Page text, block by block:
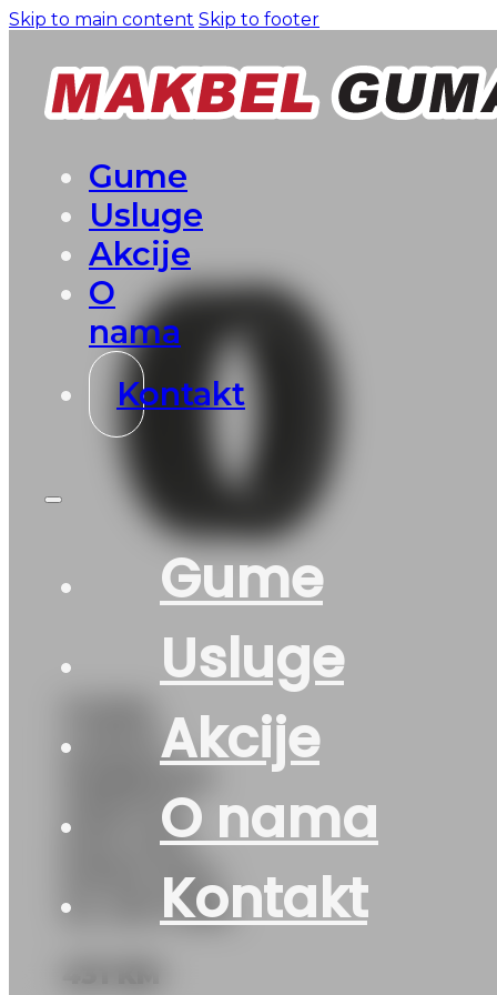
Skip to main content Skip to footer
Gume
Usluge
Akcije
O
nama
Kontakt
Gume
Usluge
Akcije
O nama
Kontakt
LJ/SUV
VENTUS
EVO SUV
K137A 103Y
XL DOT:26S